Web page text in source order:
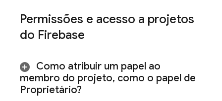
Permissões e acesso a projetos
do Firebase
Como atribuir um papel ao
membro do projeto, como o papel de
Proprietário?